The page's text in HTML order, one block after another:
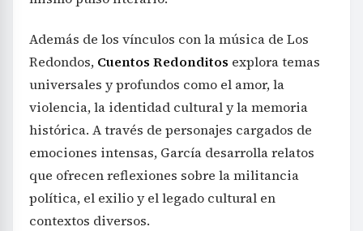
Además de los vínculos con la música de Los
Redondos, Cuentos Redonditos explora temas
universales y profundos como el amor, la
violencia, la identidad cultural y la memoria
histórica. A través de personajes cargados de
emociones intensas, García desarrolla relatos
que ofrecen reflexiones sobre la militancia
política, el exilio y el legado cultural en
contextos diversos.